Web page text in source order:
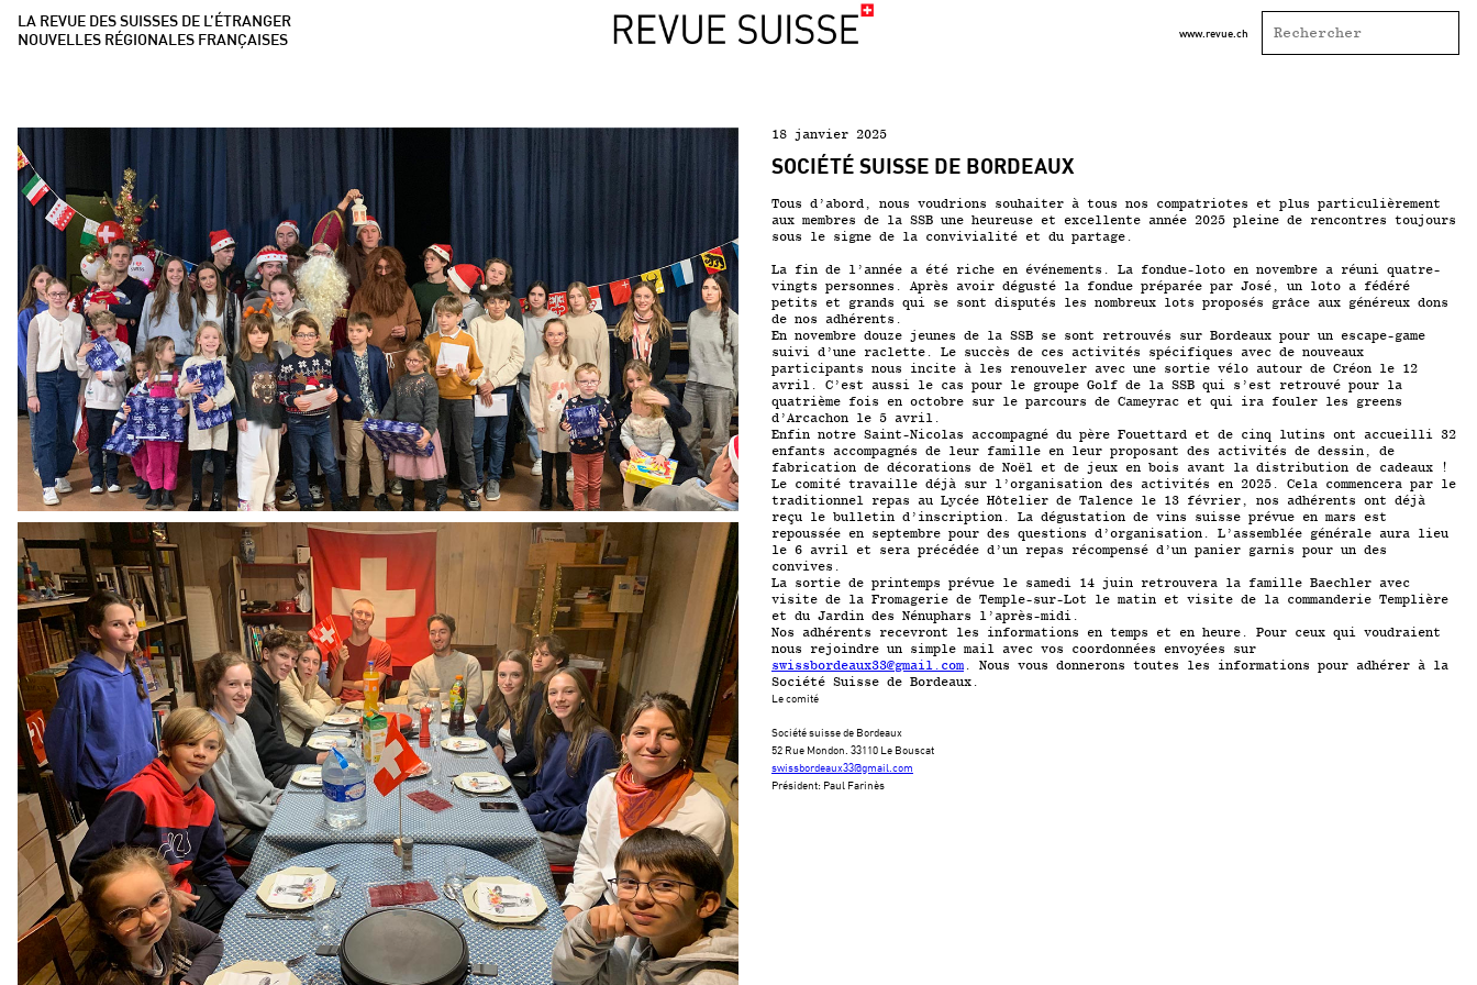
LA REVUE DES SUISSES DE L’ÉTRANGER
NOUVELLES RÉGIONALES FRANÇAISES
www.revue.ch
18 janvier 2025
SOCIÉTÉ SUISSE DE BORDEAUX
Tous d’abord, nous voudrions souhaiter à tous nos compatriotes et plus particulièrement
aux membres de la SSB une heureuse et excellente année 2025 pleine de rencontres toujours
sous le signe de la convivialité et du partage.
La fin de l’année a été riche en événements. La fondue-loto en novembre a réuni quatre-
vingts personnes. Après avoir dégusté la fondue préparée par José, un loto a fédéré
petits et grands qui se sont disputés les nombreux lots proposés grâce aux généreux dons
de nos adhérents.
En novembre douze jeunes de la SSB se sont retrouvés sur Bordeaux pour un escape-game
suivi d’une raclette. Le succès de ces activités spécifiques avec de nouveaux
participants nous incite à les renouveler avec une sortie vélo autour de Créon le 12
avril. C’est aussi le cas pour le groupe Golf de la SSB qui s’est retrouvé pour la
quatrième fois en octobre sur le parcours de Cameyrac et qui ira fouler les greens
d’Arcachon le 5 avril.
Enfin notre Saint-Nicolas accompagné du père Fouettard et de cinq lutins ont accueilli 32
enfants accompagnés de leur famille en leur proposant des activités de dessin, de
fabrication de décorations de Noël et de jeux en bois avant la distribution de cadeaux !
Le comité travaille déjà sur l’organisation des activités en 2025. Cela commencera par le
traditionnel repas au Lycée Hôtelier de Talence le 13 février, nos adhérents ont déjà
reçu le bulletin d’inscription. La dégustation de vins suisse prévue en mars est
repoussée en septembre pour des questions d’organisation. L’assemblée générale aura lieu
le 6 avril et sera précédée d’un repas récompensé d’un panier garnis pour un des
convives.
La sortie de printemps prévue le samedi 14 juin retrouvera la famille Baechler avec
visite de la Fromagerie de Temple-sur-Lot le matin et visite de la commanderie Templière
et du Jardin des Nénuphars l’après-midi.
Nos adhérents recevront les informations en temps et en heure. Pour ceux qui voudraient
nous rejoindre un simple mail avec vos coordonnées envoyées sur
swissbordeaux33@gmail.com . Nous vous donnerons toutes les informations pour adhérer à la
Société Suisse de Bordeaux.
Le comité
Société suisse de Bordeaux
52 Rue Mondon. 33110 Le Bouscat
swissbordeaux33@gmail.com
Président: Paul Farinès